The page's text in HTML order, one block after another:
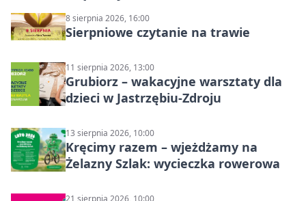
8 sierpnia 2026, 16:00
Sierpniowe czytanie na trawie
11 sierpnia 2026, 13:00
Grubiorz – wakacyjne warsztaty dla
dzieci w Jastrzębiu-Zdroju
13 sierpnia 2026, 10:00
Kręcimy razem – wjeżdżamy na
Żelazny Szlak: wycieczka rowerowa